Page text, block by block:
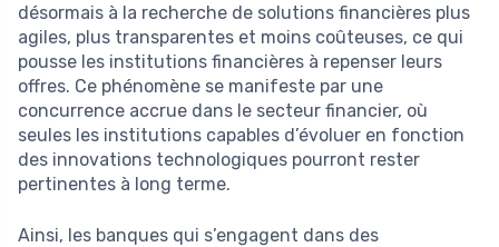
désormais à la recherche de solutions financières plus
agiles, plus transparentes et moins coûteuses, ce qui
pousse les institutions financières à repenser leurs
offres. Ce phénomène se manifeste par une
concurrence accrue dans le secteur financier, où
seules les institutions capables d’évoluer en fonction
des innovations technologiques pourront rester
pertinentes à long terme.
Ainsi, les banques qui s’engagent dans des